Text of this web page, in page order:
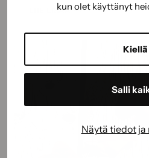
kun olet käyttänyt
Kiellä
Salli
Näytä tiedot ja
LUE LISÄÄUUSI
KALUSTEELLE
–